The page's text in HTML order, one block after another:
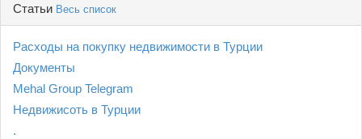
Статьи Весь список
Расходы на покупку недвижимости в Турции
Документы
Mehal Group Telegram
Недвижисоть в Турции
.